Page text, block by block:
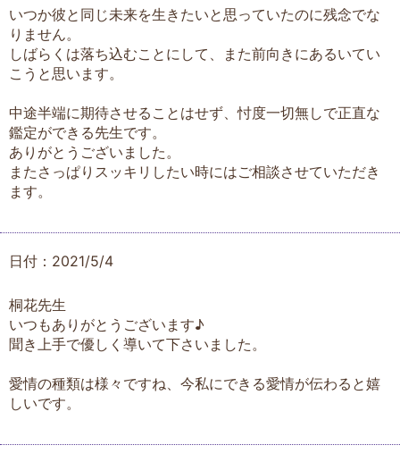
いつか彼と同じ未来を生きたいと思っていたのに残念でな
りません。
しばらくは落ち込むことにして、また前向きにあるいてい
こうと思います。
中途半端に期待させることはせず、忖度一切無しで正直な
鑑定ができる先生です。
ありがとうございました。
またさっぱりスッキリしたい時にはご相談させていただき
ます。
日付：2021/5/4
桐花先生
いつもありがとうございます♪
聞き上手で優しく導いて下さいました。
愛情の種類は様々ですね、今私にできる愛情が伝わると嬉
しいです。